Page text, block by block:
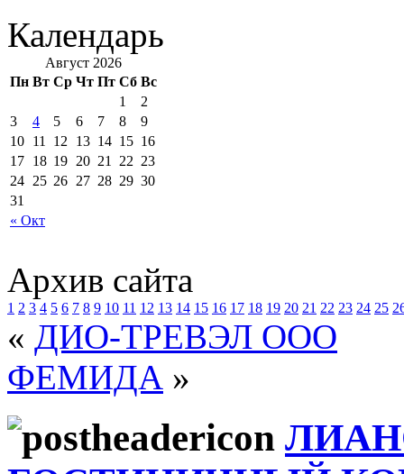
Календарь
Август 2026
Пн Вт Ср Чт Пт Сб Вс
« Окт
1
2
3
4 5 6 7 8
9
10 11 12 13 14 15 16
17 18 19 20 21 22 23
24 25 26 27 28 29 30
31
Архив сайта
1 2 3 4 5 6 7 8 9 10 11 12 13 14 15 16 17 18 19 20 21 22 23 24 25
« ДИО-ТРЕВЭЛ ООО
ФЕМИДА »